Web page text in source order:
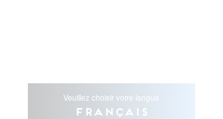
Veuillez choisir votre langue
Français